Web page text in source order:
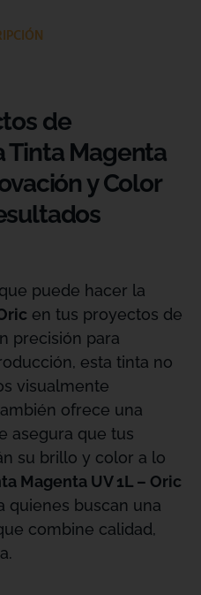
de
Tinta Magenta
y Color
puede hacer la
en tus proyectos de
precisión para
esta tinta no
visualmente
ofrece una
asegura que tus
su brillo y color a lo
Magenta UV 1L – Oric
quienes buscan una
combine calidad,